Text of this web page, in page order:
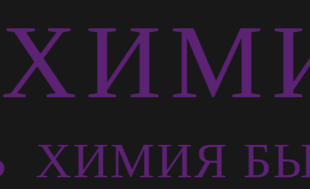
ХИМИЯ